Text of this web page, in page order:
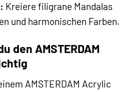
Kreiere filigrane Mandalas
und harmonischen Farben.
den AMSTERDAM
AMSTERDAM Acrylic